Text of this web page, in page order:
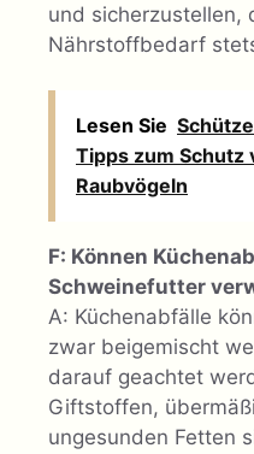
und sicherzustellen,
Nährstoffbedarf
Lesen Sie
Tipps zum Schutz
Raubvögeln
F: Können
Schweinefutter
A: Küchenabfälle
zwar beigemischt
darauf geachtet
Giftstoffen,
ungesunden Fetten